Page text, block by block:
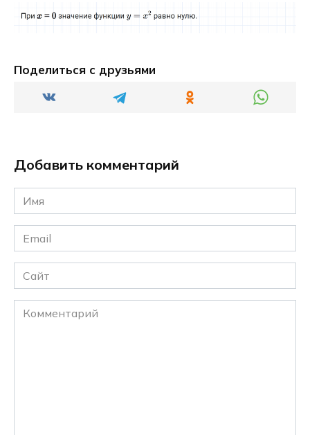
Поделиться с друзьями
Добавить комментарий
Имя
*
Email
*
Сайт
Комментарий